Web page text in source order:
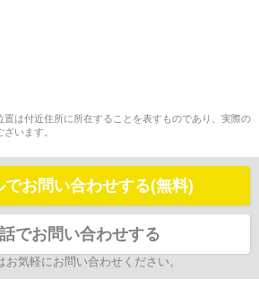
は付近住所に所在することを表すものであり、実際の
います。
でお問い合わせする(無料)
でお問い合わせする
お気軽にお問い合わせください。